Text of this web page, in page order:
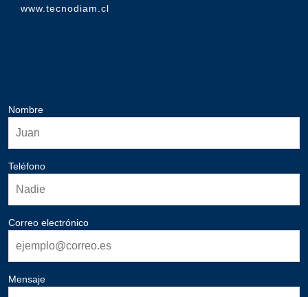
www.tecnodiam.cl
Nombre
Teléfono
Correo electrónico
Mensaje